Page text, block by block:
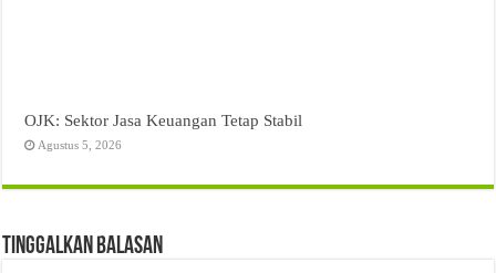
OJK: Sektor Jasa Keuangan Tetap Stabil
Agustus 5, 2026
Tinggalkan Balasan